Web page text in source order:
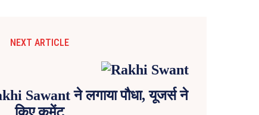
NEXT ARTICLE
Sawant ने लगाया पौधा, यूजर्स ने